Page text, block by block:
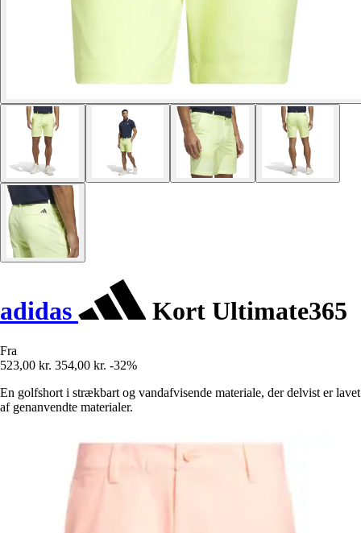
adidas Kort Ultimate365
Fra
523,00 kr. 354,00 kr. -32%
En golfshort i strækbart og vandafvisende materiale, der delvist er lavet
af genanvendte materialer.